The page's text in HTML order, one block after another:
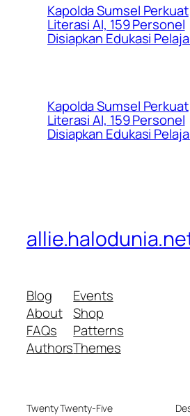
Kapolda Sumsel Perkuat
Literasi AI, 159 Personel
Disiapkan Edukasi
Kapolda Sumsel Perkuat
Literasi AI, 159 Personel
Disiapkan Edukasi
Blog
About
FAQs
Authors
Events
Shop
Patterns
Themes
Twenty Twenty-Five